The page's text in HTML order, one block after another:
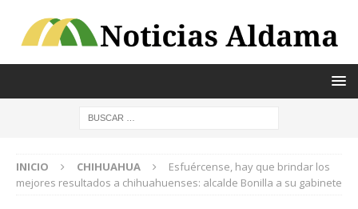
INICIO CHIHUAHUA
Esfuércense, hay que brindar los
mejores resultados a chihuahuenses: alcalde Bonilla a su gabinete